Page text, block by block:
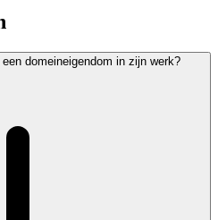
domeineigendom in zijn werk?